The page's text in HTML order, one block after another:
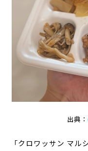
出典：
「クロワッサン マ